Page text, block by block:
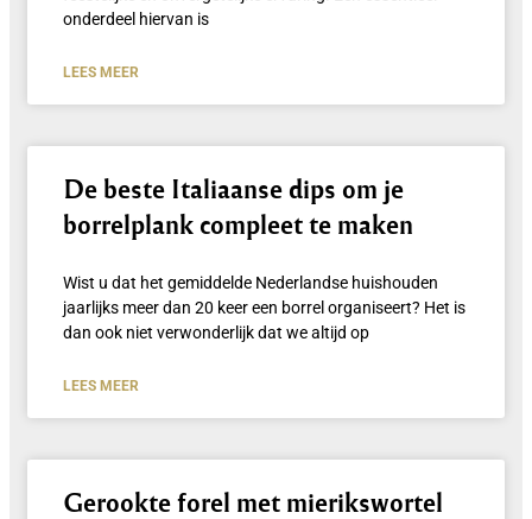
onderdeel hiervan is
LEES MEER
De beste Italiaanse dips om je
borrelplank compleet te maken
Wist u dat het gemiddelde Nederlandse huishouden
jaarlijks meer dan 20 keer een borrel organiseert? Het is
dan ook niet verwonderlijk dat we altijd op
LEES MEER
Gerookte forel met mierikswortel